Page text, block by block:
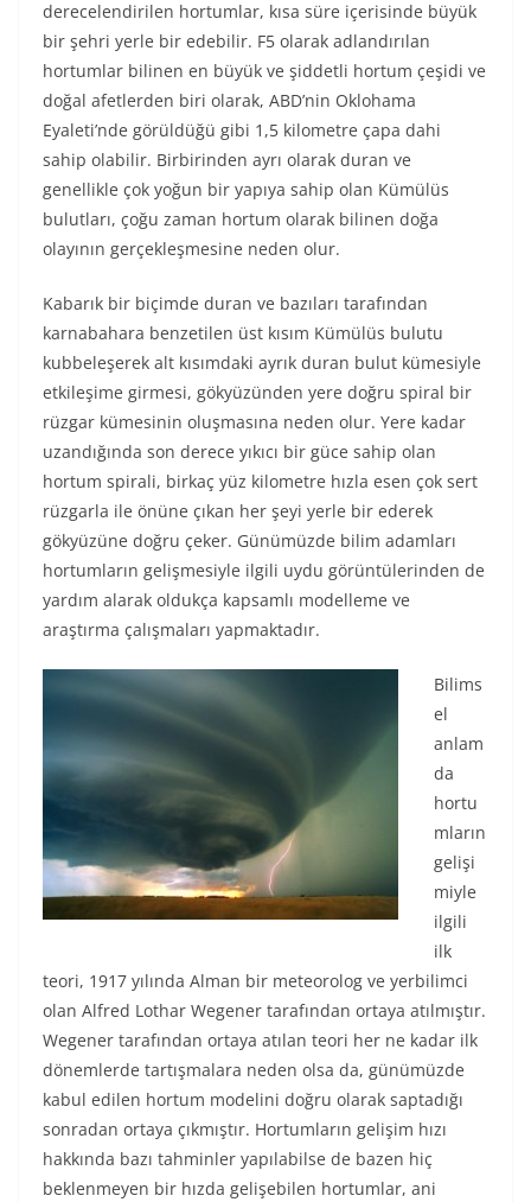
derecelendirilen hortumlar, kısa süre içerisinde büyük
bir şehri yerle bir edebilir. F5 olarak adlandırılan
hortumlar bilinen en büyük ve şiddetli hortum çeşidi ve
doğal afetlerden biri olarak, ABD’nin Oklohama
Eyaleti’nde görüldüğü gibi 1,5 kilometre çapa dahi
sahip olabilir. Birbirinden ayrı olarak duran ve
genellikle çok yoğun bir yapıya sahip olan Kümülüs
bulutları, çoğu zaman hortum olarak bilinen doğa
olayının gerçekleşmesine neden olur.
Kabarık bir biçimde duran ve bazıları tarafından
karnabahara benzetilen üst kısım Kümülüs bulutu
kubbeleşerek alt kısımdaki ayrık duran bulut kümesiyle
etkileşime girmesi, gökyüzünden yere doğru spiral bir
rüzgar kümesinin oluşmasına neden olur. Yere kadar
uzandığında son derece yıkıcı bir güce sahip olan
hortum spirali, birkaç yüz kilometre hızla esen çok sert
rüzgarla ile önüne çıkan her şeyi yerle bir ederek
gökyüzüne doğru çeker. Günümüzde bilim adamları
hortumların gelişmesiyle ilgili uydu görüntülerinden de
yardım alarak oldukça kapsamlı modelleme ve
araştırma çalışmaları yapmaktadır.
Bilims
el
anlam
da
hortu
mların
gelişi
miyle
ilgili
ilk
teori, 1917 yılında Alman bir meteorolog ve yerbilimci
olan Alfred Lothar Wegener tarafından ortaya atılmıştır.
Wegener tarafından ortaya atılan teori her ne kadar ilk
dönemlerde tartışmalara neden olsa da, günümüzde
kabul edilen hortum modelini doğru olarak saptadığı
sonradan ortaya çıkmıştır. Hortumların gelişim hızı
hakkında bazı tahminler yapılabilse de bazen hiç
beklenmeyen bir hızda gelişebilen hortumlar, ani